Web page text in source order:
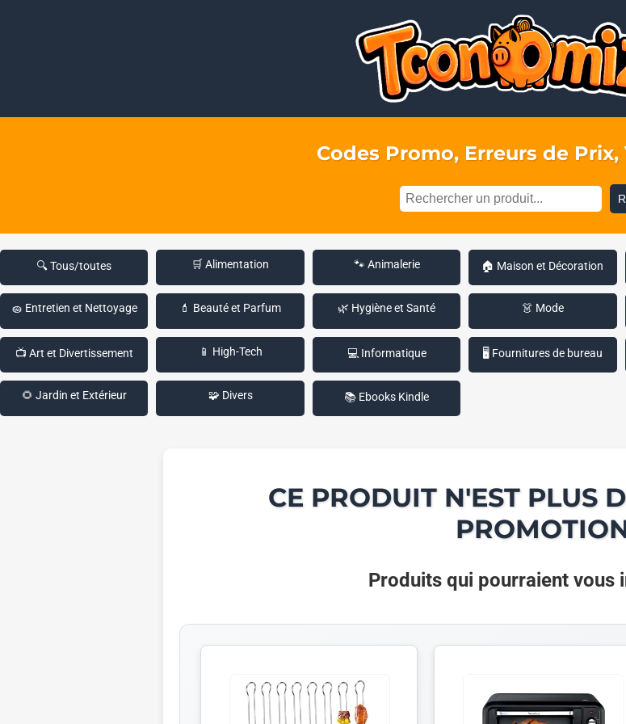
Codes Promo, Erreurs de Prix,
🔍 Tous/toutes 🛒 Alimentation 🐾 Animalerie 🏠 Maison et Décoration
🧽 Entretien et Nettoyage 💄 Beauté et Parfum 🌿 Hygiène et Santé 👗 Mode
📺 Art et Divertissement 📱 High-Tech 💻 Informatique 🖥️ Fournitures de bureau
🌻 Jardin et Extérieur 🧩 Divers 📚 Ebooks Kindle
CE PRODUIT N'EST PLUS
Produits qui pourraient vous